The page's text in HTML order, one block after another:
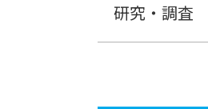
研究・調査